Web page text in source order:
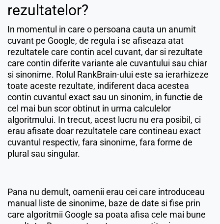
rezultatelor?
In momentul in care o persoana cauta un anumit
cuvant pe Google, de regula i se afiseaza atat
rezultatele care contin acel cuvant, dar si rezultate
care contin diferite variante ale cuvantului sau chiar
si sinonime. Rolul RankBrain-ului este sa ierarhizeze
toate aceste rezultate, indiferent daca acestea
contin cuvantul exact sau un sinonim, in functie de
cel mai bun scor obtinut in urma calculelor
algoritmului. In trecut, acest lucru nu era posibil, ci
erau afisate doar rezultatele care contineau exact
cuvantul respectiv, fara sinonime, fara forme de
plural sau singular.
Pana nu demult, oamenii erau cei care introduceau
manual liste de sinonime, baze de date si fise prin
care algoritmii Google sa poata afisa cele mai bune